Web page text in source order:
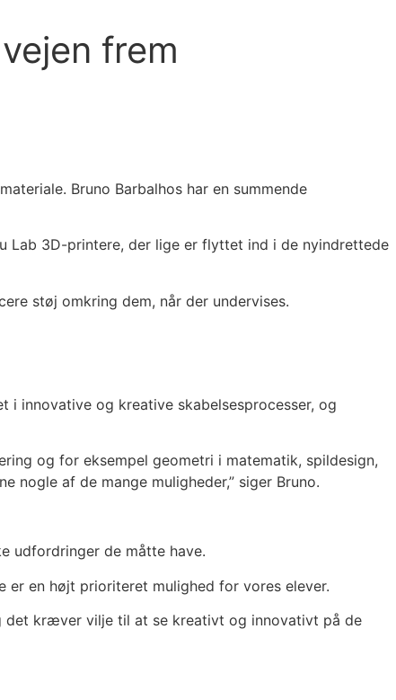
frem
Bruno Barbalhos har en summende
Lab 3D-printere, der lige er flyttet ind i de nyindrettede
støj omkring dem, når der undervises.
i innovative og kreative skabelsesprocesser, og
og for eksempel geometri i matematik, spildesign,
af de mange muligheder,” siger Bruno.
udfordringer de måtte have.
en højt prioriteret mulighed for vores elever.
kræver vilje til at se kreativt og innovativt på de